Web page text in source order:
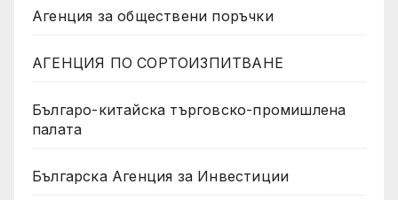
Агенция за обществени поръчки
АГЕНЦИЯ ПО СОРТОИЗПИТВАНЕ
Българо-китайска търговско-промишлена
палата
Българска Агенция за Инвестиции